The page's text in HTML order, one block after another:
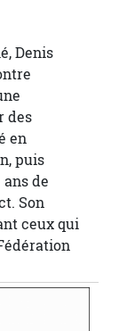
Denis
des
en
puis
de
Son
ceux qui